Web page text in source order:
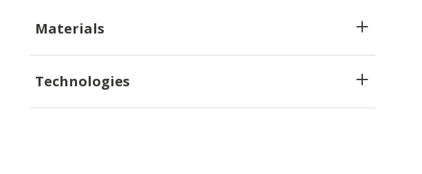
Materials
Technologies